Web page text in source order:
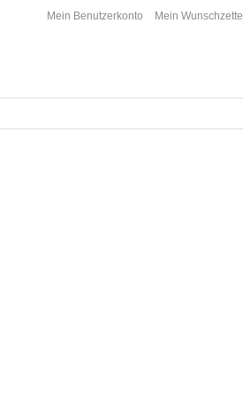
Mein Benutzerkonto Mein Wunschzettel